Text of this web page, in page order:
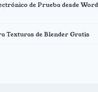
de Prueba desde
Texturas de Blender Gratis